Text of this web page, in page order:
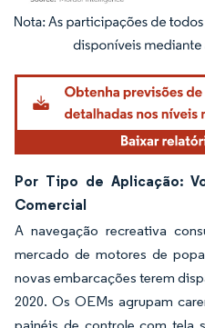
Imagem © Mordor Intelligence. O
Por Tipo de Aplicação:
Comercial
A navegação recreativa
mercado de motores de
novas embarcações terem
2020. Os OEMs agrupam